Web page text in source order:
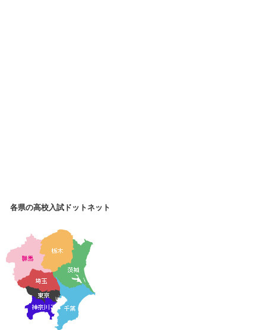
各県の高校入試ドットネット